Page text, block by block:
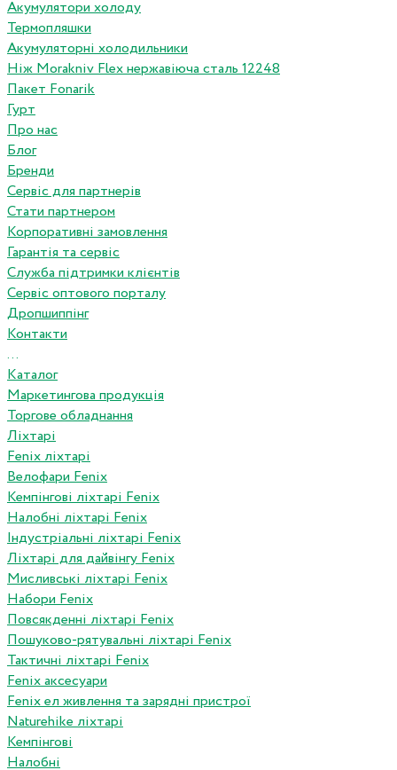
Акумулятори холоду
Термопляшки
Акумуляторні холодильники
Ніж Morakniv Flex нержавіюча сталь 12248
Пакет Fonarik
Гурт
Про нас
Блог
Бренди
Сервіс для партнерів
Стати партнером
Корпоративні замовлення
Гарантія та сервіс
Служба підтримки клієнтів
Сервіс оптового порталу
Дропшиппінг
Контакти
...
Каталог
Маркетингова продукція
Торгове обладнання
Ліхтарі
Fenix ліхтарі
Велофари Fenix
Кемпінгові ліхтарі Fenix
Налобні ліхтарі Fenix
Індустріальні ліхтарі Fenix
Ліхтарі для дайвінгу Fenix
Мисливські ліхтарі Fenix
Набори Fenix
Повсякденні ліхтарі Fenix
Пошуково-рятувальні ліхтарі Fenix
Тактичні ліхтарі Fenix
Fenix аксесуари
Fenix ел живлення та зарядні пристрої
Naturehike ліхтарі
Кемпінгові
Налобні